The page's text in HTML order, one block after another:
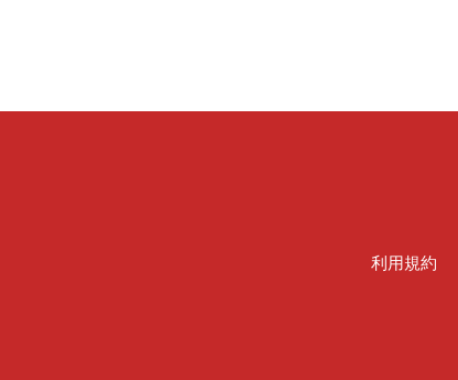
利用規約